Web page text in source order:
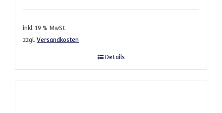
inkl. 19 % MwSt.
zzgl. Versandkosten
Details